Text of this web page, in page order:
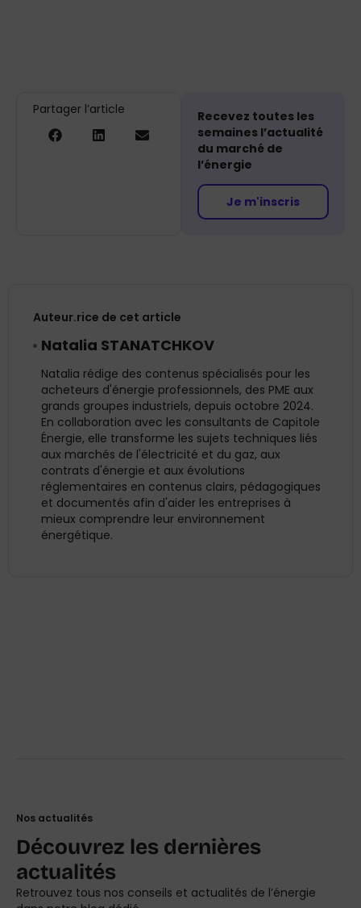
Partager l’article
Recevez toutes les
semaines l’actualité
du marché de
l’énergie
Je m'inscris
Auteur.rice de cet article
Natalia STANATCHKOV
Natalia rédige des contenus spécialisés pour les
acheteurs d'énergie professionnels, des PME aux
grands groupes industriels, depuis octobre 2024.
En collaboration avec les consultants de Capitole
Énergie, elle transforme les sujets techniques liés
aux marchés de l'électricité et du gaz, aux
contrats d'énergie et aux évolutions
réglementaires en contenus clairs, pédagogiques
et documentés afin d'aider les entreprises à
mieux comprendre leur environnement
énergétique.
Nos actualités
Découvrez les dernières
actualités
Retrouvez tous nos conseils et actualités de l’énergie